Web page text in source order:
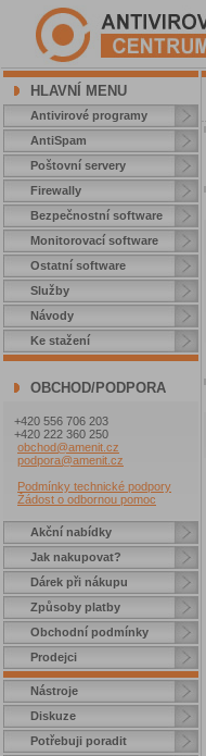
HLAVNÍ MENU
Antivirové programy
AntiSpam
Poštovní servery
Firewally
Bezpečnostní software
Monitorovací software
Ostatní software
Služby
Návody
Ke stažení
OBCHOD/PODPORA
+420 556 706 203
+420 222 360 250
obchod@amenit.cz
podpora@amenit.cz
Podmínky technické podpory
Žádost o odbornou pomoc
Akční nabídky
Jak nakupovat?
Dárek při nákupu
Způsoby platby
Obchodní podmínky
Prodejci
Nástroje
Diskuze
Potřebuji poradit